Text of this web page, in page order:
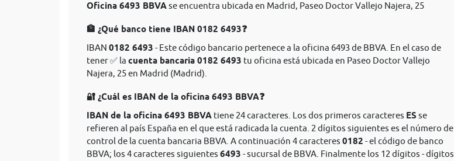
Oficina 6493 BBVAse encuentra ubicada en Madrid, Paseo Doctor Vallejo Najera, 25
🏦 ¿Qué banco tiene IBAN 0182 6493❓
IBAN 0182 6493 - Este código bancario pertenece a la oficina 6493 de BBVA. En el caso de
tener ✅ la cuenta bancaria 0182 6493 tu oficina está ubicada en Paseo Doctor Vallejo
Najera, 25 en Madrid (Madrid).
🔐 ¿Cuál es IBAN de la oficina 6493 BBVA❓
IBAN de la oficina 6493 BBVA tiene 24 caracteres. Los dos primeros caracteres ES se
refieren al país España en el que está radicada la cuenta. 2 dígitos siguientes es el número de
control de la cuenta bancaria BBVA. A continuación 4 caracteres 0182 - el código de banco
BBVA; los 4 caracteres siguientes 6493 - sucursal de BBVA. Finalmente los 12 dígitos - dígitos